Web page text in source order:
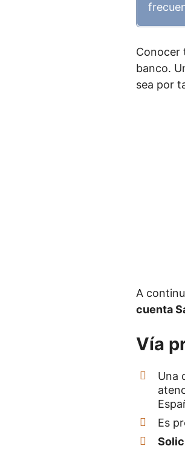
Conocer
banco.
sea por
A
cuenta
Vía
Una
Es